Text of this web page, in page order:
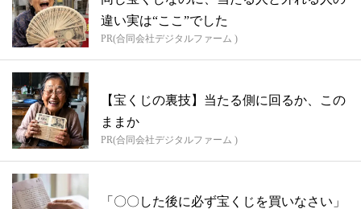
違い実は“ここ”でした
PR(合同会社デジタルファーム )
【宝くじの裏技】当たる側に回るか、この
ままか
PR(合同会社デジタルファーム )
「〇〇した後に必ず宝くじを買いなさい」